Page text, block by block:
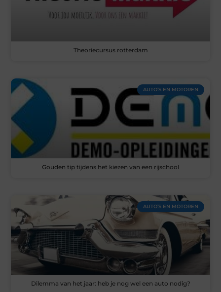
Theoriecursus rotterdam
AUTO’S EN MOTOREN
Gouden tip tijdens het kiezen van een rijschool
AUTO’S EN MOTOREN
Dilemma van het jaar: heb je nog wel een auto nodig?